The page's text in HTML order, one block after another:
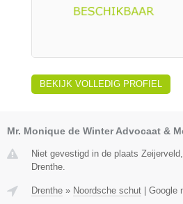
BEKIJK VOLLEDIG PROFIEL
Mr. Monique de Winter Advocaat &
Niet gevestigd in de plaats
Drenthe.
Drenthe » Noordsche schut Google